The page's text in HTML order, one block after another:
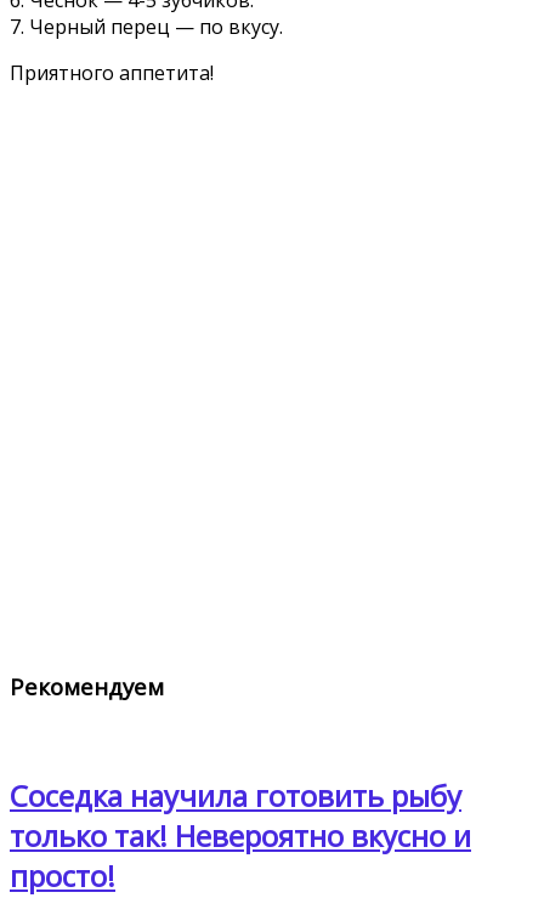
7. Черный перец — по вкусу.
Приятного аппетита!
Рекомендуем
Соседка научила готовить рыбу
только так! Невероятно вкусно и
просто!